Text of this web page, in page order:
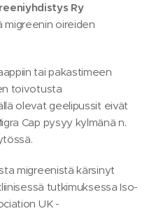
Ry
migreenin oireiden
tai pakastimeen
toivotusta
olevat geelipussit eivät
Cap pysyy kylmänä n.
migreenistä kärsinyt
tutkimuksessa Iso-
UK -